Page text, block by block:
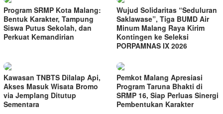
Program SRMP Kota Malang:
Bentuk Karakter, Tampung
Siswa Putus Sekolah, dan
Perkuat Kemandirian
Wujud Solidaritas “Seduluran
Saklawase”, Tiga BUMD Air
Minum Malang Raya Kirim
Kontingen ke Seleksi
PORPAMNAS IX 2026
Kawasan TNBTS Dilalap Api,
Akses Masuk Wisata Bromo
via Jemplang Ditutup
Sementara
Pemkot Malang Apresiasi
Program Taruna Bhakti di
SRMP 16, Siap Perluas Sinergi
Pembentukan Karakter